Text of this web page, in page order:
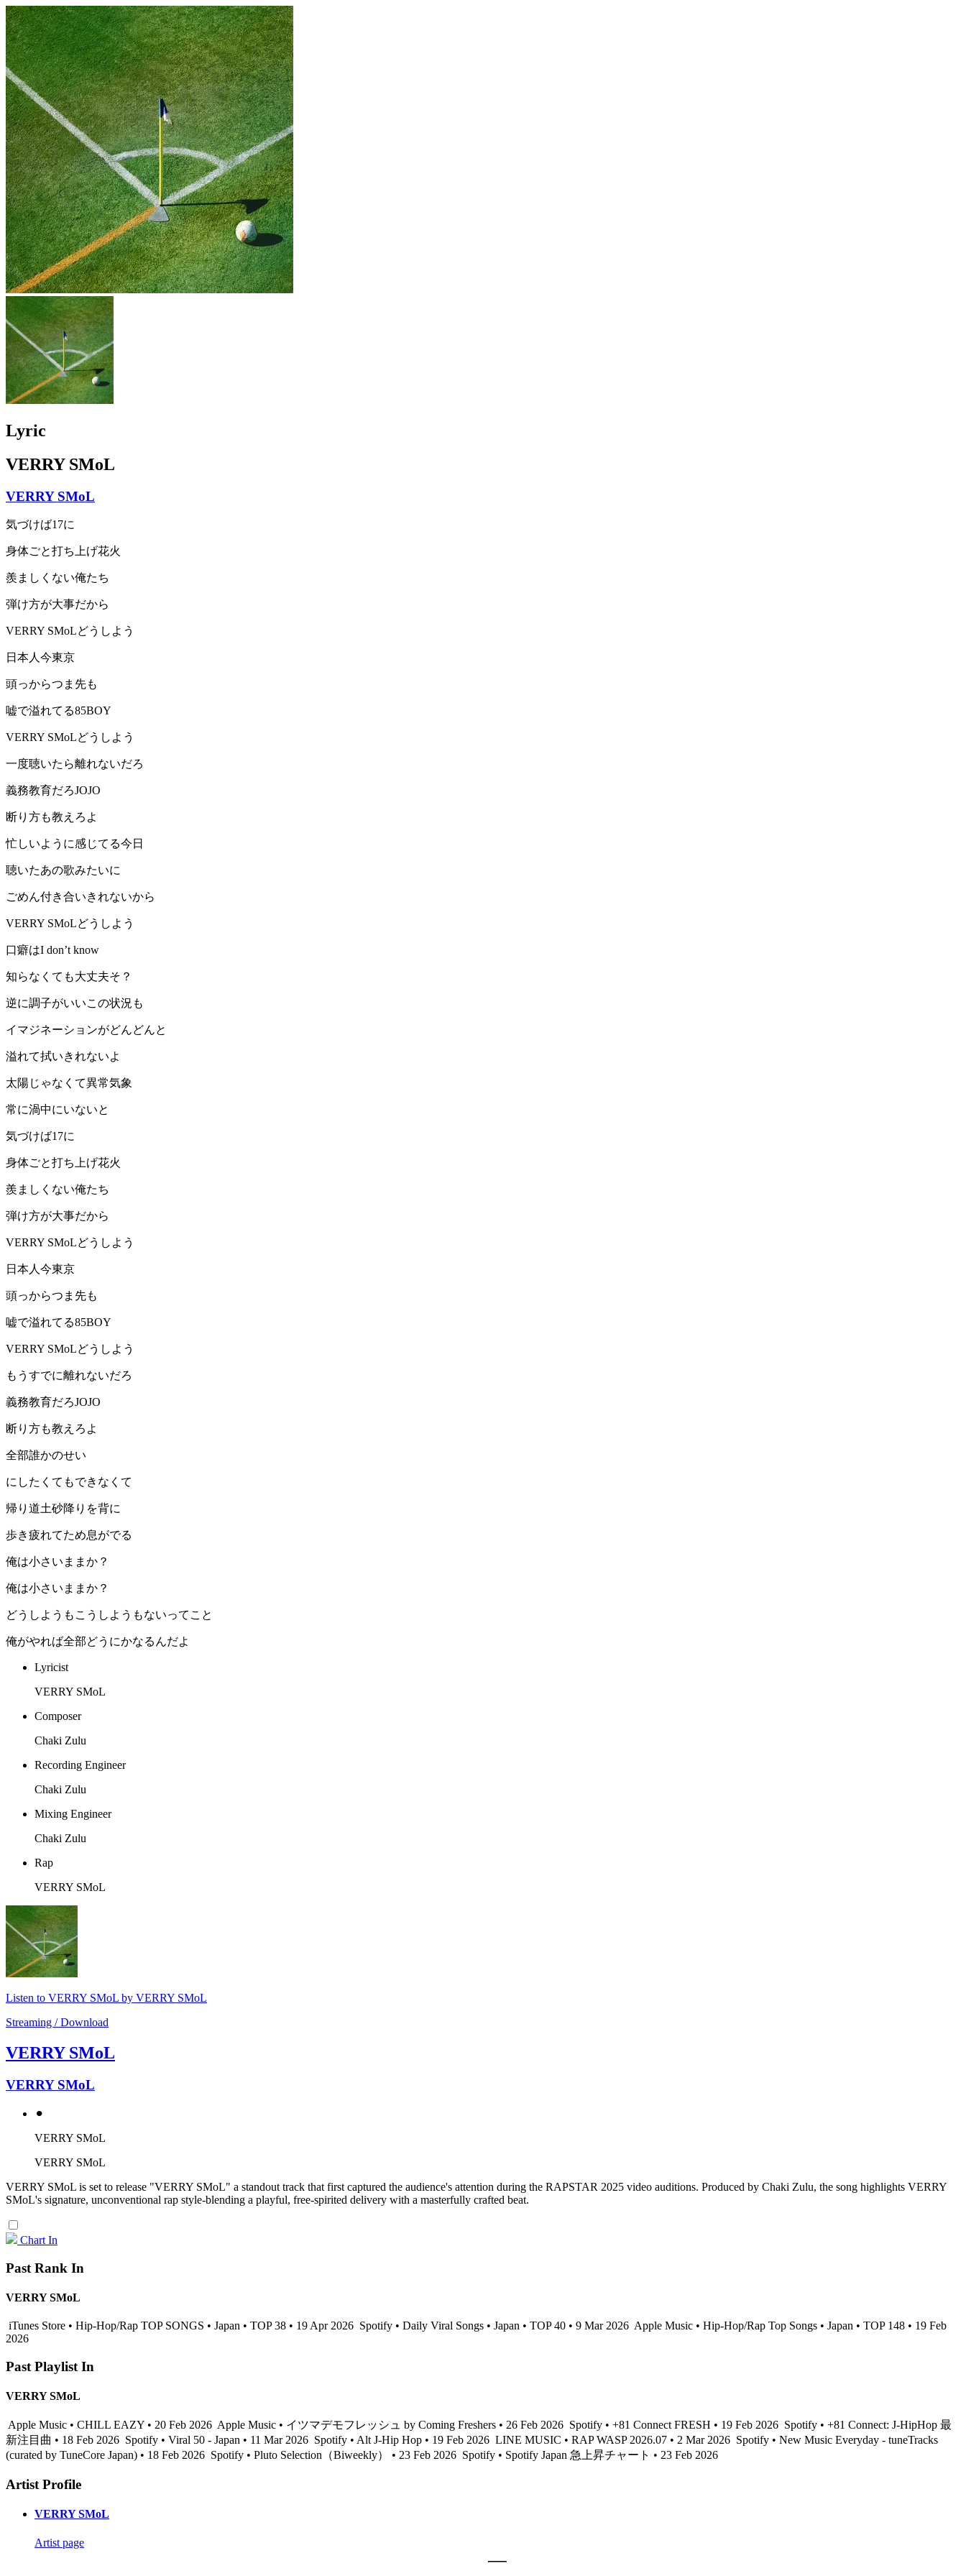
Lyric
VERRY SMoL
VERRY SMoL
気づけば17に
身体ごと打ち上げ花火
羨ましくない俺たち
弾け方が大事だから
VERRY SMoLどうしよう
日本人今東京
頭っからつま先も
嘘で溢れてる85BOY
VERRY SMoLどうしよう
一度聴いたら離れないだろ
義務教育だろJOJO
断り方も教えろよ
忙しいように感じてる今日
聴いたあの歌みたいに
ごめん付き合いきれないから
VERRY SMoLどうしよう
口癖はI don’t know
知らなくても大丈夫そ？
逆に調子がいいこの状況も
イマジネーションがどんどんと
溢れて拭いきれないよ
太陽じゃなくて異常気象
常に渦中にいないと
気づけば17に
身体ごと打ち上げ花火
羨ましくない俺たち
弾け方が大事だから
VERRY SMoLどうしよう
日本人今東京
頭っからつま先も
嘘で溢れてる85BOY
VERRY SMoLどうしよう
もうすでに離れないだろ
義務教育だろJOJO
断り方も教えろよ
全部誰かのせい
にしたくてもできなくて
帰り道土砂降りを背に
歩き疲れてため息がでる
俺は小さいままか？
俺は小さいままか？
どうしようもこうしようもないってこと
俺がやれば全部どうにかなるんだよ
Lyricist
VERRY SMoL
Composer
Chaki Zulu
Recording Engineer
Chaki Zulu
Mixing Engineer
Chaki Zulu
Rap
VERRY SMoL
Listen to VERRY SMoL by VERRY SMoL
Streaming / Download
VERRY SMoL
VERRY SMoL
⚫︎
VERRY SMoL
VERRY SMoL
VERRY SMoL is set to release "VERRY SMoL" a standout track that first captured the audience's attention during the RAPSTAR 2025 video auditions. Produced by Chaki Zulu, the song highlights VERRY
SMoL's signature, unconventional rap style-blending a playful, free-spirited delivery with a masterfully crafted beat.
Chart In
Past Rank In
VERRY SMoL
iTunes Store • Hip-Hop/Rap TOP SONGS • Japan • TOP 38 • 19 Apr 2026 Spotify • Daily Viral Songs • Japan • TOP 40 • 9 Mar 2026 Apple Music • Hip-Hop/Rap Top Songs • Japan • TOP 148 • 19 Feb
2026
Past Playlist In
VERRY SMoL
Apple Music • CHILL EAZY • 20 Feb 2026 Apple Music • イツマデモフレッシュ by Coming Freshers • 26 Feb 2026 Spotify • +81 Connect FRESH • 19 Feb 2026 Spotify • +81 Connect: J-HipHop 最
新注目曲 • 18 Feb 2026 Spotify • Viral 50 - Japan • 11 Mar 2026 Spotify • Alt J-Hip Hop • 19 Feb 2026 LINE MUSIC • RAP WASP 2026.07 • 2 Mar 2026 Spotify • New Music Everyday - tuneTracks
(curated by TuneCore Japan) • 18 Feb 2026 Spotify • Pluto Selection（Biweekly） • 23 Feb 2026 Spotify • Spotify Japan 急上昇チャート • 23 Feb 2026
Artist Profile
VERRY SMoL
Artist page